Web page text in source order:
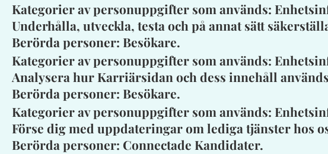
Kategorier av personuppgifter som används:
Underhålla, utveckla, testa och på annat sätt
Berörda personer: Besökare.
Kategorier av personuppgifter som används:
Analysera hur Karriärsidan och dess innehåll
Berörda personer: Besökare.
Kategorier av personuppgifter som används:
Förse dig med uppdateringar om lediga tjänster hos
Berörda personer: Connectade Kandidater.